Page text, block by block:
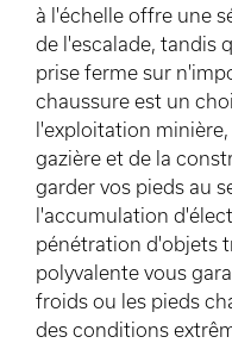
à l'échelle offre une
de l'escalade, tandis
prise ferme sur
chaussure est un
l'exploitation
gazière et de la
garder vos pieds au
l'accumulation
pénétration d'objets
polyvalente vous
froids ou les pieds
des conditions